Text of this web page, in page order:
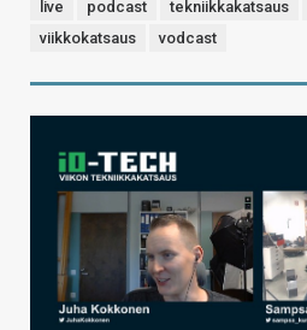
live podcast tekniikkakatsaus
viikkokatsaus
vodcast